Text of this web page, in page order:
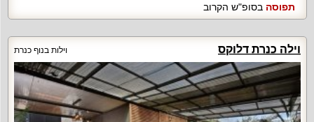
תפוסה בסופ"ש הקרוב
וילה כנרת דלוקס וילות בנוף כנרת